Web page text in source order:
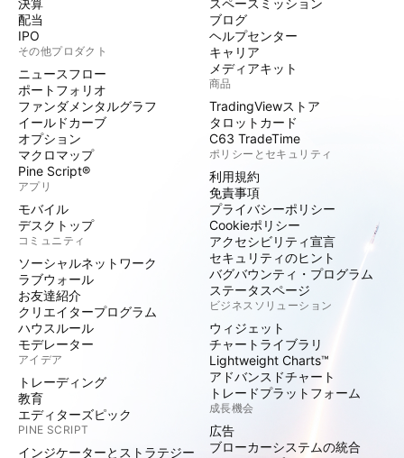
決算
配当
IPO
その他プロダクト
ニュースフロー
ポートフォリオ
ファンダメンタルグラフ
イールドカーブ
オプション
マクロマップ
Pine Script®
アプリ
モバイル
デスクトップ
コミュニティ
ソーシャルネットワーク
ラブウォール
お友達紹介
クリエイタープログラム
ハウスルール
モデレーター
アイデア
トレーディング
教育
エディターズピック
PINE SCRIPT
インジケーターとストラテジー
スペースミッション
ブログ
ヘルプセンター
キャリア
メディアキット
商品
TradingViewストア
タロットカード
C63 TradeTime
ポリシーとセキュリティ
利用規約
免責事項
プライバシーポリシー
Cookieポリシー
アクセシビリティ宣言
セキュリティのヒント
バグバウンティ・プログラム
ステータスページ
ビジネスソリューション
ウィジェット
チャートライブラリ
Lightweight Charts™
アドバンスドチャート
トレードプラットフォーム
成長機会
広告
ブローカーシステムの統合